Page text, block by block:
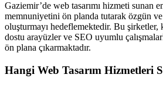
Gaziemir’de web tasarımı hizmeti sunan
memnuniyetini ön planda tutarak özgün
oluşturmayı hedeflemektedir. Bu şirketler,
dostu arayüzler ve SEO uyumlu
ön plana çıkarmaktadır.
Hangi Web Tasarım Hizmetleri